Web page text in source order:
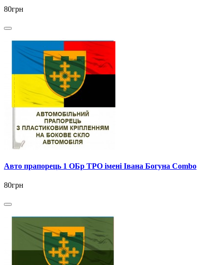
80грн
Авто прапорець 1 ОБр ТРО імені Івана Богуна Combo
80грн